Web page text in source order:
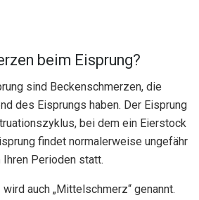
beim Eisprung?
sind Beckenschmerzen, die
des Eisprungs haben. Der Eisprung
bei dem ein Eierstock
findet normalerweise ungefähr
Perioden statt.
auch „Mittelschmerz“ genannt.